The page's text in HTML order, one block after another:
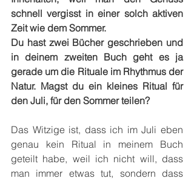
schnell vergisst in einer solch aktiven
Zeit wie dem Sommer.
Du hast zwei Bücher geschrieben und
in deinem zweiten Buch geht es ja
gerade um die Rituale im Rhythmus der
Natur. Magst du ein kleines Ritual für
den Juli, für den Sommer teilen?
Das Witzige ist, dass ich im Juli eben
genau kein Ritual in meinem Buch
geteilt habe, weil ich nicht will, dass
man immer etwas tut, sondern dass